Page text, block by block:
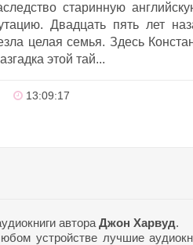
старинную
Двадцать пять лет
целая семья. Здесь
этой тай...
13:09:17
автора Джон Харвуд.
устройстве лучшие